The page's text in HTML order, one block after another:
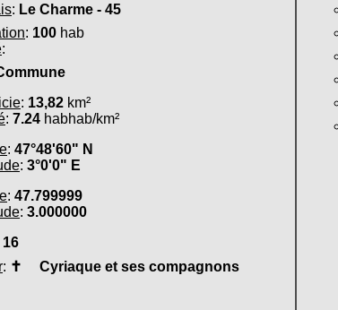
: Le Charme - 45
: 100 hab
:
: 13,82 km²
: 7.24 habhab/km²
: 47°48'60" N
: 3°0'0" E
: 47.799999
: 3.000000
16
: ✝ Cyriaque et ses compagnons